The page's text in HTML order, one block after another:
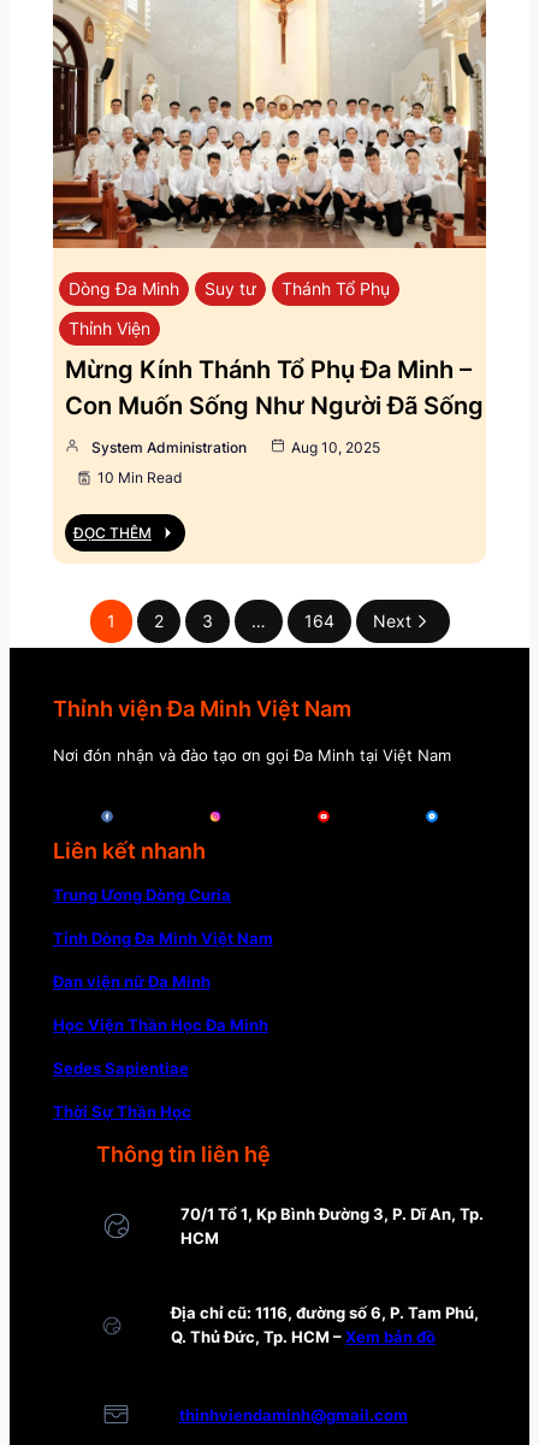
Dòng Đa Minh Suy tư
Thánh Tổ Phụ
Thỉnh Viện
Mừng Kính Thánh Tổ Phụ Đa Minh –
Con Muốn Sống Như Người Đã Sống
System Administration
Aug 10, 2025
10 Min Read
ĐỌC THÊM
1 2 3 … 164 Next
Thỉnh viện Đa Minh Việt Nam
Nơi đón nhận và đào tạo ơn gọi Đa Minh tại Việt Nam
Liên kết nhanh
Trung Ương Dòng Curia
Tỉnh Dòng Đa Minh Việt Nam
Đan viện nữ Đa Minh
Học Viện Thần Học Đa Minh
Sedes Sapientiae
Thời Sự Thần Học
Thông tin liên hệ
70/1 Tổ 1, Kp Bình Đường 3, P. Dĩ An, Tp.
HCM
Địa chỉ cũ: 1116, đường số 6, P. Tam Phú,
Q. Thủ Đức, Tp. HCM –Xem bản đồ
thinhviendaminh@gmail.com